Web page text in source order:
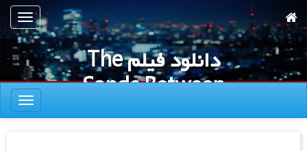
به
محتوای
اصلی
ناوبری
دانلود فیلم The
Sands Between
2021
ناوبری